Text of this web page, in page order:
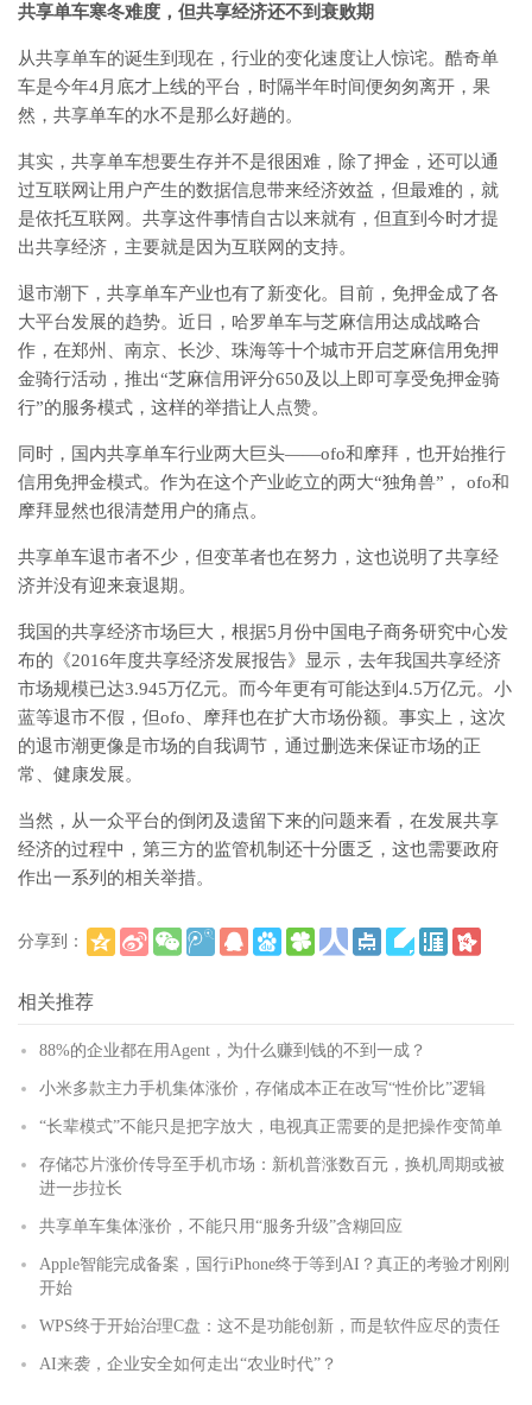
共享单车寒冬难度，但共享经济还不到衰败期
从共享单车的诞生到现在，行业的变化速度让人惊诧。酷奇单
车是今年4月底才上线的平台，时隔半年时间便匆匆离开，果
然，共享单车的水不是那么好趟的。
其实，共享单车想要生存并不是很困难，除了押金，还可以通
过互联网让用户产生的数据信息带来经济效益，但最难的，就
是依托互联网。共享这件事情自古以来就有，但直到今时才提
出共享经济，主要就是因为互联网的支持。
退市潮下，共享单车产业也有了新变化。目前，免押金成了各
大平台发展的趋势。近日，哈罗单车与芝麻信用达成战略合
作，在郑州、南京、长沙、珠海等十个城市开启芝麻信用免押
金骑行活动，推出“芝麻信用评分650及以上即可享受免押金骑
行”的服务模式，这样的举措让人点赞。
同时，国内共享单车行业两大巨头——ofo和摩拜，也开始推行
信用免押金模式。作为在这个产业屹立的两大“独角兽”， ofo和
摩拜显然也很清楚用户的痛点。
共享单车退市者不少，但变革者也在努力，这也说明了共享经
济并没有迎来衰退期。
我国的共享经济市场巨大，根据5月份中国电子商务研究中心发
布的《2016年度共享经济发展报告》显示，去年我国共享经济
市场规模已达3.945万亿元。而今年更有可能达到4.5万亿元。小
蓝等退市不假，但ofo、摩拜也在扩大市场份额。事实上，这次
的退市潮更像是市场的自我调节，通过删选来保证市场的正
常、健康发展。
当然，从一众平台的倒闭及遗留下来的问题来看，在发展共享
经济的过程中，第三方的监管机制还十分匮乏，这也需要政府
作出一系列的相关举措。
分享到：
相关推荐
88%的企业都在用Agent，为什么赚到钱的不到一成？
小米多款主力手机集体涨价，存储成本正在改写“性价比”逻辑
“长辈模式”不能只是把字放大，电视真正需要的是把操作变简单
存储芯片涨价传导至手机市场：新机普涨数百元，换机周期或被
进一步拉长
共享单车集体涨价，不能只用“服务升级”含糊回应
Apple智能完成备案，国行iPhone终于等到AI？真正的考验才刚刚
开始
WPS终于开始治理C盘：这不是功能创新，而是软件应尽的责任
AI来袭，企业安全如何走出“农业时代”？